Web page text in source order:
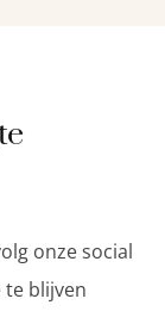
onze social
blijven